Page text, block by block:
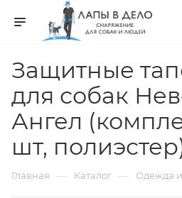
Защитные
для собак
Ангел
шт,
Главная — Каталог — Одежда и